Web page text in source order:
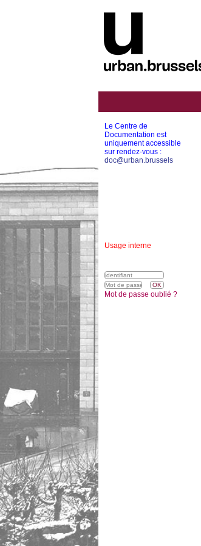
Le Centre de
Documentation est
uniquement accessible
sur rendez-vous :
doc@urban.brussels
Usage interne
Mot de passe oublié ?